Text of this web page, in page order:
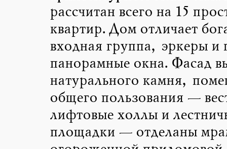
рассчитан всего на 15
квартир. Дом отличает
входная группа, эркеры и
панорамные окна. Фасад
натурального камня,
общего пользования —
лифтовые холлы и
площадки — отделаны